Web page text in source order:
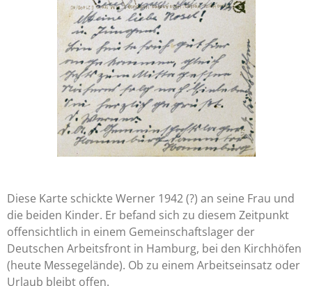
Diese Karte schickte Werner 1942 (?) an seine Frau und
die beiden Kinder. Er befand sich zu diesem Zeitpunkt
offensichtlich in einem Gemeinschaftslager der
Deutschen Arbeitsfront in Hamburg, bei den Kirchhöfen
(heute Messegelände). Ob zu einem Arbeitseinsatz oder
Urlaub bleibt offen.